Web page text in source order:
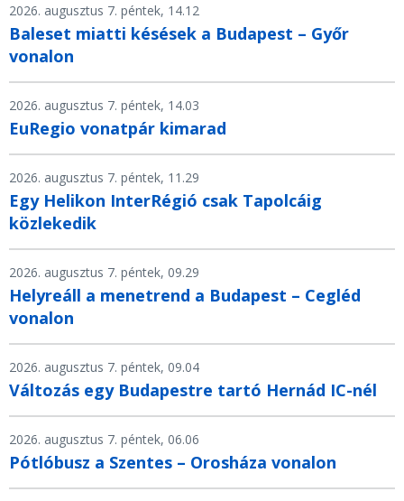
2026. augusztus 7. péntek, 14.12
Baleset miatti késések a Budapest – Győr
vonalon
2026. augusztus 7. péntek, 14.03
EuRegio vonatpár kimarad
2026. augusztus 7. péntek, 11.29
Egy Helikon InterRégió csak Tapolcáig
közlekedik
2026. augusztus 7. péntek, 09.29
Helyreáll a menetrend a Budapest – Cegléd
vonalon
2026. augusztus 7. péntek, 09.04
Változás egy Budapestre tartó Hernád IC-nél
2026. augusztus 7. péntek, 06.06
Pótlóbusz a Szentes – Orosháza vonalon